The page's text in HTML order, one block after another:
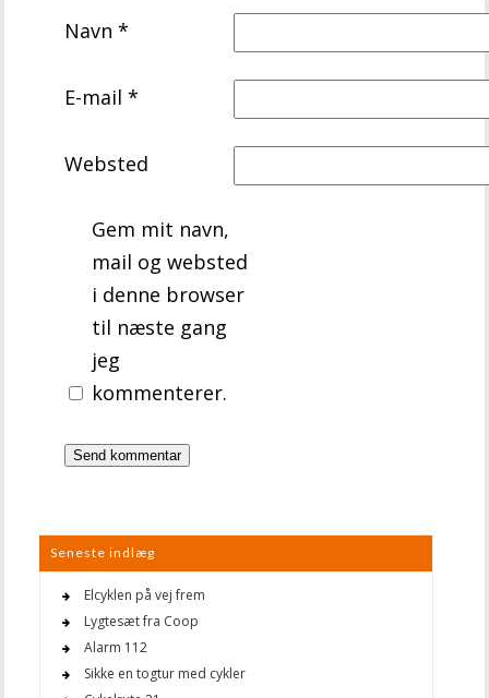
Navn*
E-mail*
Websted
Gem mit navn,
mail og websted
i denne browser
til næste gang
jeg
kommenterer.
Seneste indlæg
Elcyklen på vej frem
Lygtesæt fra Coop
Alarm 112
Sikke en togtur med cykler